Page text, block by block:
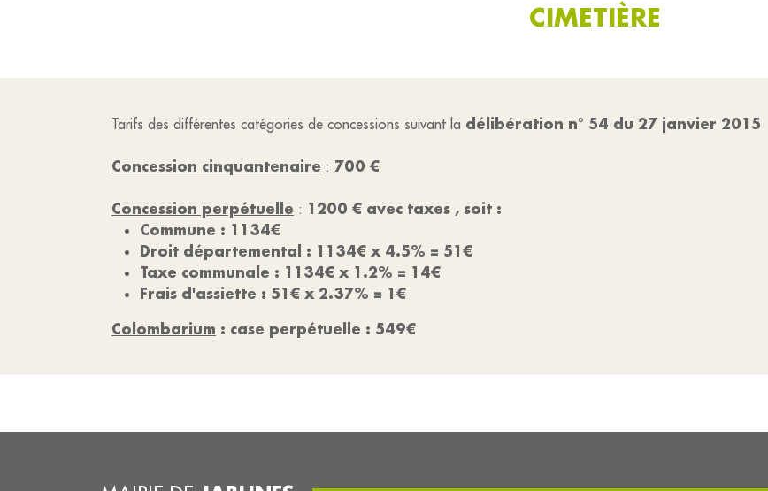
CIMETIÈRE
Tarifs des différentes catégories de concessions suivant la délibération n° 54 du 27 janvier 2015
Concession cinquantenaire : 700 €
Concession perpétuelle : 1200 € avec taxes , soit :
Commune : 1134€
Droit départemental : 1134€ x 4.5% = 51€
Taxe communale : 1134€ x 1.2% = 14€
Frais d'assiette : 51€ x 2.37% = 1€
Colombarium : case perpétuelle : 549€